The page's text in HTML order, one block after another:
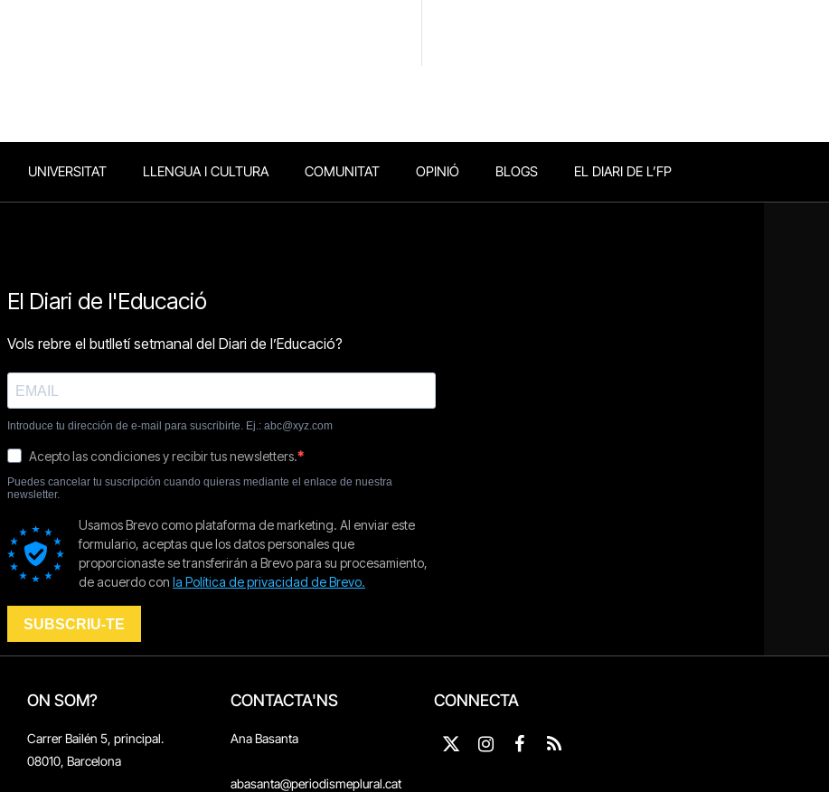
UNIVERSITAT LLENGUA I CULTURA COMUNITAT OPINIÓ BLOGS EL DIARI DE L’FP
ON SOM?
Carrer Bailén 5, principal.
08010, Barcelona
CONTACTA'NS
Ana Basanta
abasanta@periodismeplural.cat
CONNECTA
X
Instagram
Facebook
RSS